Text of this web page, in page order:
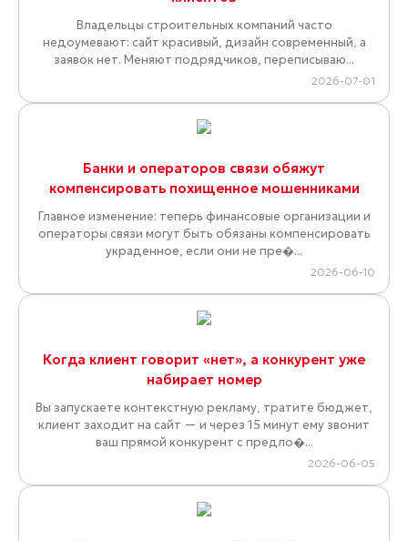
Владельцы строительных компаний часто
недоумевают: сайт красивый, дизайн современный, а
заявок нет. Меняют подрядчиков, переписываю...
2026-07-01
Банки и операторов связи обяжут
компенсировать похищенное мошенниками
Главное изменение: теперь финансовые организации и
операторы связи могут быть обязаны компенсировать
украденное, если они не пре�...
2026-06-10
Когда клиент говорит «нет», а конкурент уже
набирает номер
Вы запускаете контекстную рекламу, тратите бюджет,
клиент заходит на сайт — и через 15 минут ему звонит
ваш прямой конкурент с предло�...
2026-06-05